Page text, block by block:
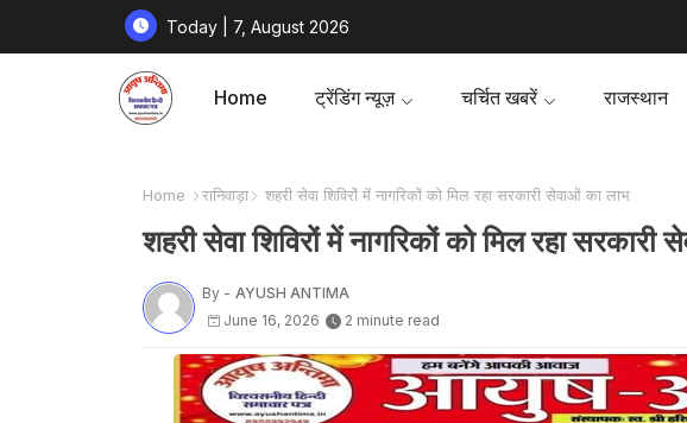
Today | 7, August 2026
Home ट्रेंडिंग न्यूज़ चर्चित खबरें राजस्थान
Home रानिवाड़ा शहरी सेवा शिविरों में नागरिकों को मिल रहा सरकारी सेवाओं का लाभ
शहरी सेवा शिविरों में नागरिकों को मिल रहा सरकारी
By - AYUSH ANTIMA
June 16, 2026
2 minute read